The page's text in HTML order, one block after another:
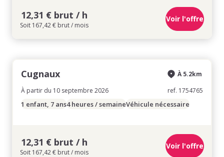
12,31 € brut / h
Soit 167,42 € brut / mois
Voir l'offre
Cugnaux
À partir du 10 septembre 2026
À 5.2km
ref. 1754765
1 enfant, 7 ans4 heures / semaineVéhicule nécessaire
12,31 € brut / h
Soit 167,42 € brut / mois
Voir l'offre